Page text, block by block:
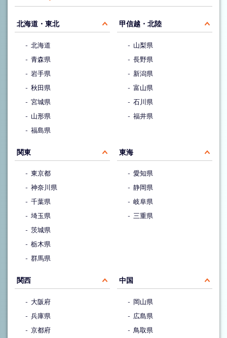
北海道・東北
北海道
青森県
岩手県
秋田県
宮城県
山形県
福島県
甲信越・北陸
山梨県
長野県
新潟県
富山県
石川県
福井県
関東
東京都
神奈川県
千葉県
埼玉県
茨城県
栃木県
群馬県
東海
愛知県
静岡県
岐阜県
三重県
関西
大阪府
兵庫県
京都府
中国
岡山県
広島県
鳥取県